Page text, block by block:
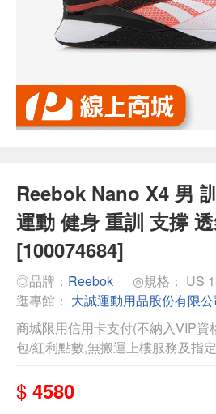
Reebok Nano X4 男
運動 健身 重訓 支撐
[100074684]
◎品牌： Reebok ◎規格： US
逛專館： 大誠運動用品股份有限公
商城限用信用卡支付(不納入VIP資
包/紅利點數,無搬運上樓服務及指
$ 4580